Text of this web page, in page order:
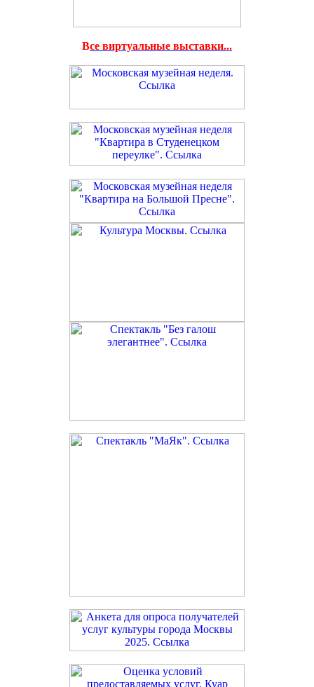
Все виртуальные выставки...